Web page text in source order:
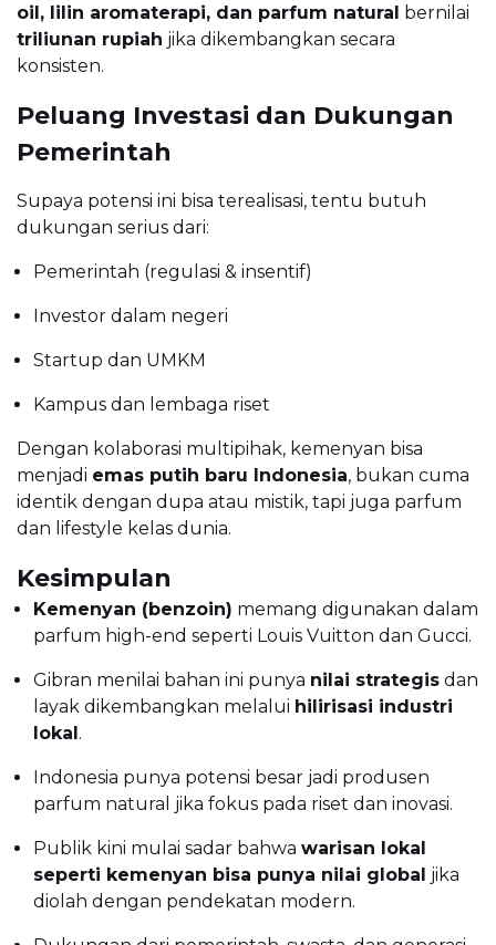
oil, lilin aromaterapi, dan parfum natural bernilai
triliunan rupiah jika dikembangkan secara
konsisten.
Peluang Investasi dan Dukungan
Pemerintah
Supaya potensi ini bisa terealisasi, tentu butuh
dukungan serius dari:
Pemerintah (regulasi & insentif)
Investor dalam negeri
Startup dan UMKM
Kampus dan lembaga riset
Dengan kolaborasi multipihak, kemenyan bisa
menjadi emas putih baru Indonesia, bukan cuma
identik dengan dupa atau mistik, tapi juga parfum
dan lifestyle kelas dunia.
Kesimpulan
Kemenyan (benzoin) memang digunakan dalam
parfum high-end seperti Louis Vuitton dan Gucci.
Gibran menilai bahan ini punya nilai strategis dan
layak dikembangkan melalui hilirisasi industri
lokal.
Indonesia punya potensi besar jadi produsen
parfum natural jika fokus pada riset dan inovasi.
Publik kini mulai sadar bahwa warisan lokal
seperti kemenyan bisa punya nilai global jika
diolah dengan pendekatan modern.